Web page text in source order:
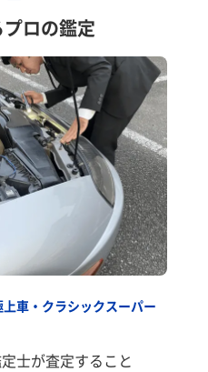
ロの鑑定
車・クラシックスーパー
士が査定すること